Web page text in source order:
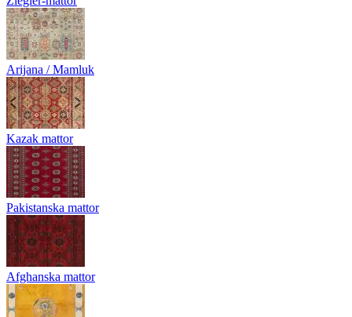
Arijana / Mamluk
Kazak mattor
Pakistanska mattor
Afghanska mattor